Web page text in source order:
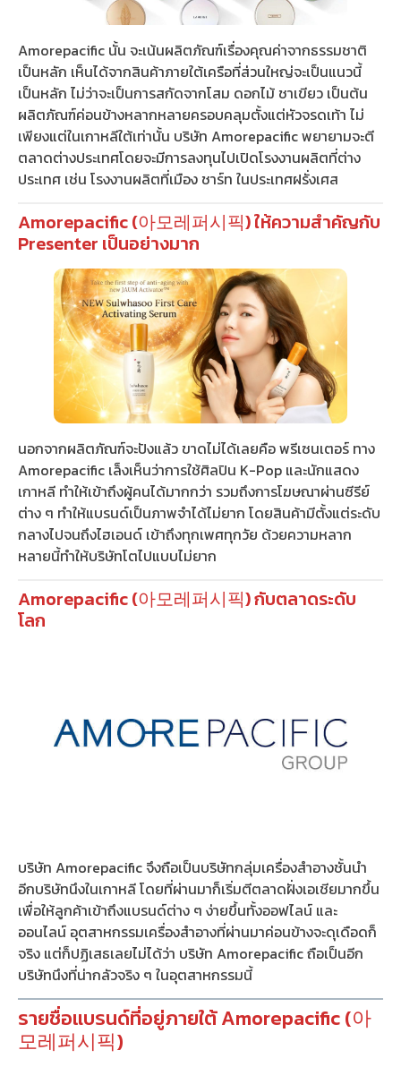
Amorepacific นั้น จะเน้นผลิตภัณฑ์เรื่องคุณค่าจากธรรมชาติ
เป็นหลัก เห็นได้จากสินค้าภายใต้เครือที่ส่วนใหญ่จะเป็นแนวนี้
เป็นหลัก ไม่ว่าจะเป็นการสกัดจากโสม ดอกไม้ ชาเขียว เป็นต้น
ผลิตภัณฑ์ค่อนข้างหลากหลายครอบคลุมตั้งแต่หัวจรดเท้า ไม่
เพียงแต่ในเกาหลีใต้เท่านั้น บริษัท Amorepacific พยายามจะตี
ตลาดต่างประเทศโดยจะมีการลงทุนไปเปิดโรงงานผลิตที่ต่าง
ประเทศ เช่น โรงงานผลิตที่เมือง ชาร์ท ในประเทศฝรั่งเศส
Amorepacific (아모레퍼시픽) ให้ความสำคัญกับ
Presenter เป็นอย่างมาก
นอกจากผลิตภัณฑ์จะปังแล้ว ขาดไม่ได้เลยคือ พรีเซนเตอร์ ทาง
Amorepacific เล็งเห็นว่าการใช้ศิลปิน K-Pop และนักแสดง
เกาหลี ทำให้เข้าถึงผู้คนได้มากกว่า รวมถึงการโฆษณาผ่านซีรีย์
ต่าง ๆ ทำให้แบรนด์เป็นภาพจำได้ไม่ยาก โดยสินค้ามีตั้งแต่ระดับ
กลางไปจนถึงไฮเอนด์ เข้าถึงทุกเพศทุกวัย ด้วยความหลาก
หลายนี้ทำให้บริษัทโตไปแบบไม่ยาก
Amorepacific (아모레퍼시픽) กับตลาดระดับ
โลก
บริษัท Amorepacific จึงถือเป็นบริษัทกลุ่มเครื่องสำอางชั้นนำ
อีกบริษัทนึงในเกาหลี โดยที่ผ่านมาก็เริ่มตีตลาดฝั่งเอเชียมากขึ้น
เพื่อให้ลูกค้าเข้าถึงแบรนด์ต่าง ๆ ง่ายขึ้นทั้งออฟไลน์ และ
ออนไลน์ อุตสาหกรรมเครื่องสำอางที่ผ่านมาค่อนข้างจะดุเดือดก็
จริง แต่ก็ปฏิเสธเลยไม่ได้ว่า บริษัท Amorepacific ถือเป็นอีก
บริษัทนึงที่น่ากลัวจริง ๆ ในอุตสาหกรรมนี้
รายชื่อแบรนด์ที่อยู่ภายใต้ Amorepacific (아
모레퍼시픽)